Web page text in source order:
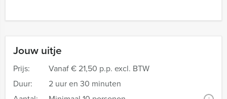
Jouw uitje
Prijs: Vanaf€ 21,50 p.p. excl. BTW
Duur:
2 uur en 30 minuten